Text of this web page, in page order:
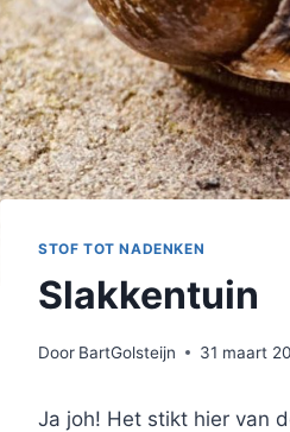
STOF TOT NADENKEN
Slakkentuin
Door BartGolsteijn 31 maart
Ja joh! Het stikt hier van